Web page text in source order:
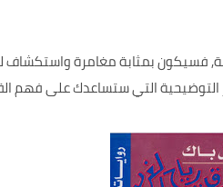
فسيكون بمثابة مغامرة واستكشاف
التوضيحية التي ستساعدك على